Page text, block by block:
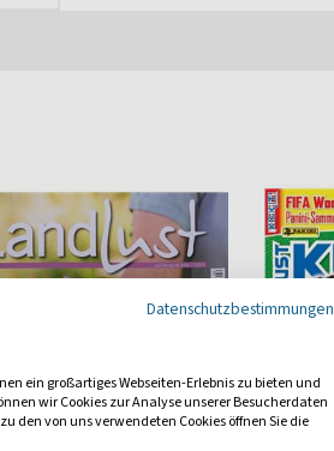
Datenschutzbestimmungen
ein großartiges Webseiten-Erlebnis zu bieten und
wir Cookies zur Analyse unserer Besucherdaten
den von uns verwendeten Cookies öffnen Sie die